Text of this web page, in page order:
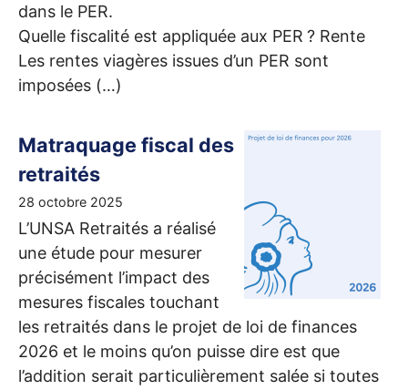
dans le PER.
Quelle fiscalité est appliquée aux PER ? Rente
Les rentes viagères issues d’un PER sont
imposées (…)
Matraquage fiscal des
retraités
28 octobre 2025
L’UNSA Retraités a réalisé
une étude pour mesurer
précisément l’impact des
mesures fiscales touchant
les retraités dans le projet de loi de finances
2026 et le moins qu’on puisse dire est que
l’addition serait particulièrement salée si toutes